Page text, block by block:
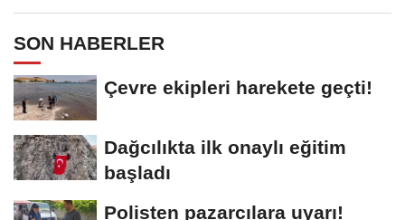
SON HABERLER
Çevre ekipleri harekete geçti!
Dağcılıkta ilk onaylı eğitim
başladı
Polisten pazarcılara uyarı!